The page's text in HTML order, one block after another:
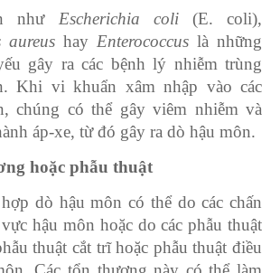
như Escherichia coli(E. coli),
aureus hay Enterococcus là những
gây ra các bệnh lý nhiễm trùng
Khi vi khuẩn xâm nhập vào các
chúng có thể gây viêm nhiễm và
áp-xe, từ đó gây ra dò hậu môn.
hoặc phẫu thuật
dò hậu môn có thể do các chấn
hậu môn hoặc do các phẫu thuật
thuật cắt trĩ hoặc phẫu thuật điều